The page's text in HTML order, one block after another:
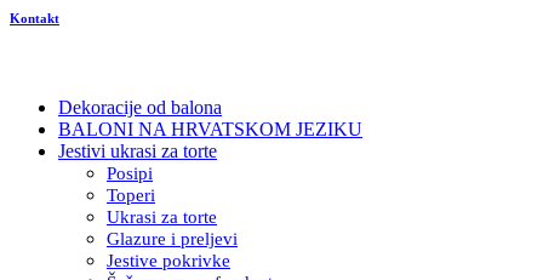
Kontakt
Dekoracije od balona
BALONI NA HRVATSKOM JEZIKU
Jestivi ukrasi za torte
Posipi
Toperi
Ukrasi za torte
Glazure i preljevi
Jestive pokrivke